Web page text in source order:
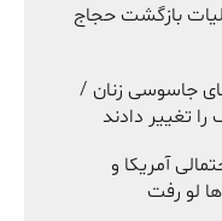
بازگشت حجاج
جاسوسی زنان /
را تغییر دادند
آمریکا و
لو رفت